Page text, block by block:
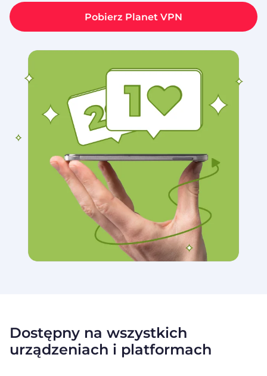
Pobierz Planet VPN
Dostępny na wszystkich
urządzeniach i platformach